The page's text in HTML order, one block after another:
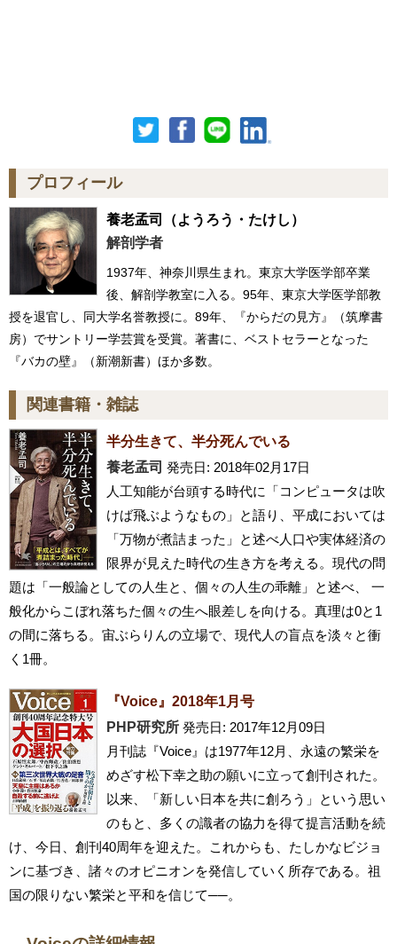
プロフィール
養老孟司
（ようろう・たけし）
解剖学者
1937年、神奈川県生まれ。東京大学医学部卒業
後、解剖学教室に入る。95年、東京大学医学部教
授を退官し、同大学名誉教授に。89年、『からだの見方』（筑摩書
房）でサントリー学芸賞を受賞。著書に、ベストセラーとなった
『バカの壁』（新潮新書）ほか多数。
関連書籍・雑誌
半分生きて、半分死んでいる
養老孟司 発売日: 2018年02月17日
人工知能が台頭する時代に「コンピュータは吹
けば飛ぶようなもの」と語り、平成においては
「万物が煮詰まった」と述べ人口や実体経済の
限界が見えた時代の生き方を考える。現代の問
題は「一般論としての人生と、個々の人生の乖離」と述べ、 一
般化からこぼれ落ちた個々の生へ眼差しを向ける。真理は0と1
の間に落ちる。宙ぶらりんの立場で、現代人の盲点を淡々と衝
く1冊。
『Voice』2018年1月号
PHP研究所 発売日: 2017年12月09日
月刊誌『Voice』は1977年12月、永遠の繁栄を
めざす松下幸之助の願いに立って創刊された。
以来、「新しい日本を共に創ろう」という思い
のもと、多くの識者の協力を得て提言活動を続
け、今日、創刊40周年を迎えた。これからも、たしかなビジョ
ンに基づき、諸々のオピニオンを発信していく所存である。祖
国の限りない繁栄と平和を信じて──。